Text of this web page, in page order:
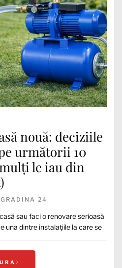
nouă: deciziile
următorii 10
le iau din
GRADINA 24
sau faci o renovare serioasă
una dintre instalațiile la care se